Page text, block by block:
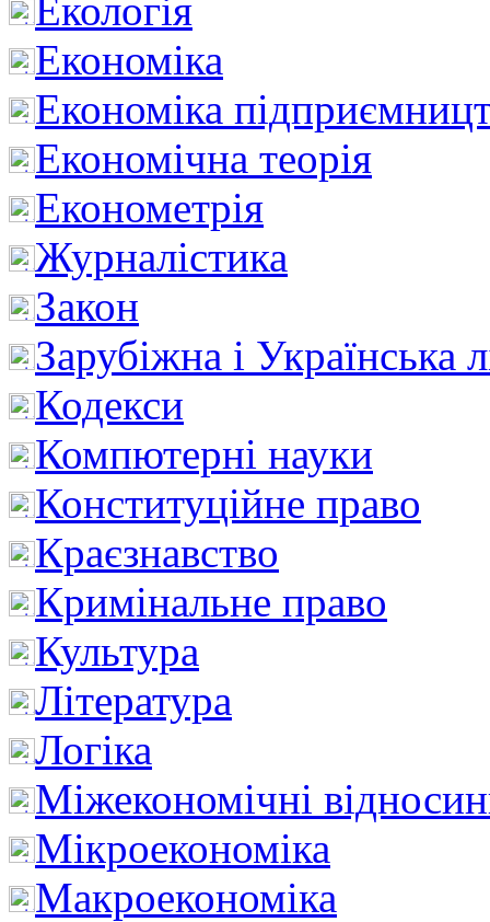
Екологія
Економіка
Економіка
Економічна теорія
Економетрія
Журналістика
Закон
Зарубіжна і Українська
Кодекси
Компютерні науки
Конституційне право
Краєзнавство
Кримінальне право
Культура
Література
Логіка
Міжекономічні
Мікроекономіка
Макроекономіка